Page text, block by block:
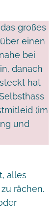
großes
einen
bei
danach
hat
(im
und
alles
rächen.